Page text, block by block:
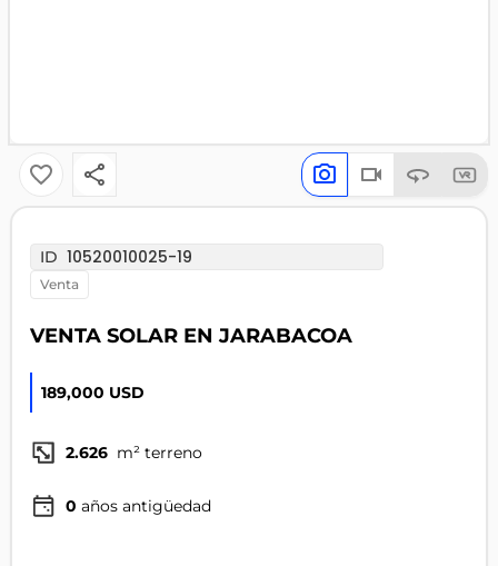
ID 10520010025-19
venta
VENTA SOLAR EN JARABACOA
189,000 USD
2.626 m² terreno
0 años antigüedad